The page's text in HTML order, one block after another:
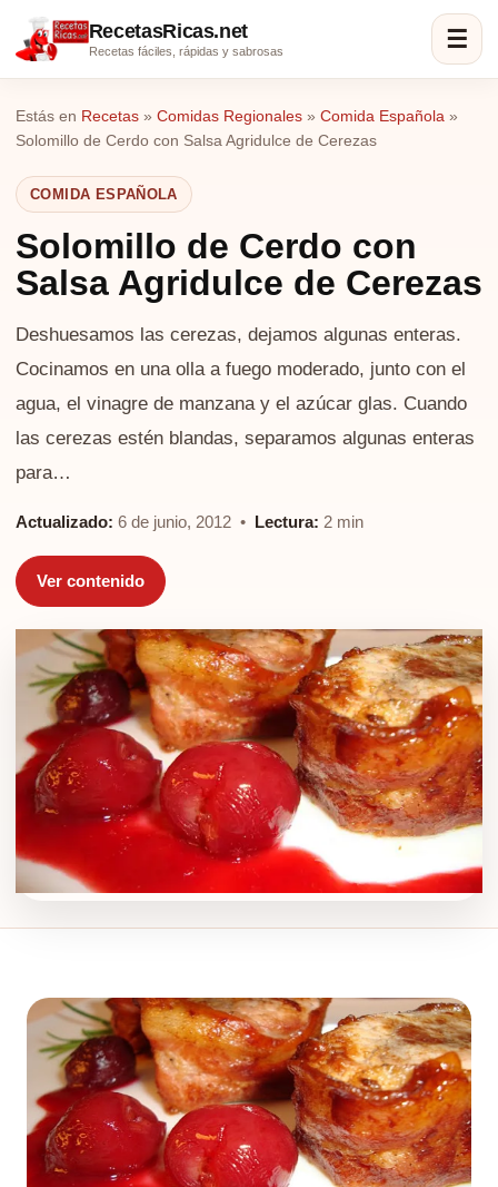
RecetasRicas.net
Recetas fáciles, rápidas y sabrosas ☰
Estás en Recetas » Comidas Regionales » Comida Española »
Solomillo de Cerdo con Salsa Agridulce de Cerezas
COMIDA ESPAÑOLA
Solomillo de Cerdo con
Salsa Agridulce de Cerezas
Deshuesamos las cerezas, dejamos algunas enteras.
Cocinamos en una olla a fuego moderado, junto con el
agua, el vinagre de manzana y el azúcar glas. Cuando
las cerezas estén blandas, separamos algunas enteras
para…
Actualizado: 6 de junio, 2012 • Lectura: 2 min
Ver contenido